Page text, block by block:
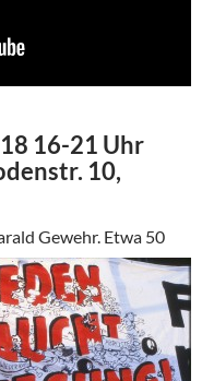
16-21 Uhr
10,
Gewehr. Etwa 50